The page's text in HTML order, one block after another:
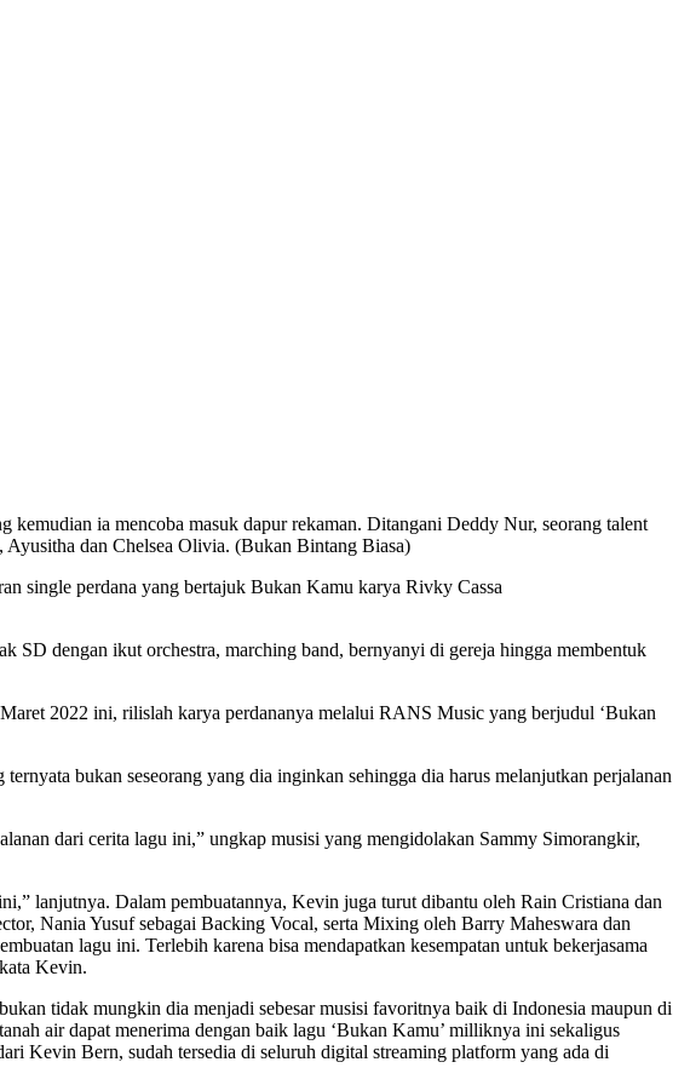
ia mencoba masuk dapur rekaman. Ditangani Deddy Nur, seorang talent
dan Chelsea Olivia. (Bukan Bintang Biasa)
single perdana yang bertajuk Bukan Kamu karya Rivky Cassa
dengan ikut orchestra, marching band, bernyanyi di gereja hingga membentuk
2022 ini, rilislah karya perdananya melalui RANS Music yang berjudul ‘Bukan
bukan seseorang yang dia inginkan sehingga dia harus melanjutkan perjalanan
dari cerita lagu ini,” ungkap musisi yang mengidolakan Sammy Simorangkir,
lanjutnya. Dalam pembuatannya, Kevin juga turut dibantu oleh Rain Cristiana dan
Nania Yusuf sebagai Backing Vocal, serta Mixing oleh Barry Maheswara dan
lagu ini. Terlebih karena bisa mendapatkan kesempatan untuk bekerjasama
Kevin.
tidak mungkin dia menjadi sebesar musisi favoritnya baik di Indonesia maupun di
air dapat menerima dengan baik lagu ‘Bukan Kamu’ milliknya ini sekaligus
Kevin Bern, sudah tersedia di seluruh digital streaming platform yang ada di